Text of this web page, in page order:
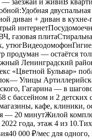
двуспальная
диван + диван в
газовая
— остаётся
Ленинградский
«Цветной Бульвар»
Улицы
Гагарина — в
с бассейном и 2 детских
кафе, клиники,
— 20 минутЖилой
года, этаж 4 из
000 ₽/мес для